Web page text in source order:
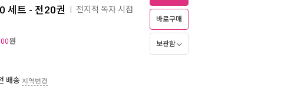
세트 - 전20권 전지적 독자 시점
원
배송 지역변경
바로구매
보관함